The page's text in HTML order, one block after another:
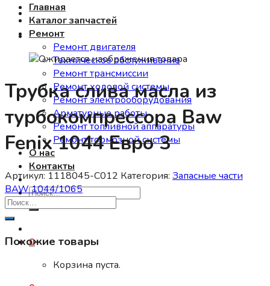
Главная
Каталог запчастей
Ремонт
Ремонт двигателя
Техническое обслуживание
Ремонт трансмиссии
Ремонт ходовой системы
Ремонт электрооборудования
Арматурные работы
Ремонт топливной аппаратуры
Ремонт тормозной системы
О нас
Контакты
Искать:
0
Корзина пуста.
Трубка слива масла из
турбокомпрессора Baw
Fenix 1044 Евро 3
Артикул: 1118045-C012 Категория: Запасные части
BAW 1044/1065
Похожие товары